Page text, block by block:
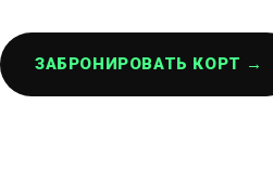
ЗАБРОНИРОВАТЬ КОРТ →